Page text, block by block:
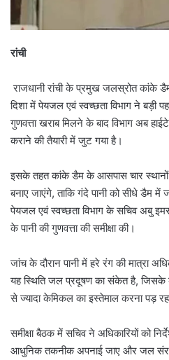
रांची
राजधानी रांची के प्रमुख जलस्रोत कांके
दिशा में पेयजल एवं स्वच्छता विभाग ने बड़ी
गुणवत्ता खराब मिलने के बाद विभाग अब
कराने की तैयारी में जुट गया है।
इसके तहत कांके डैम के आसपास चार स्थानों
बनाए जाएंगे, ताकि गंदे पानी को सीधे डैम
पेयजल एवं स्वच्छता विभाग के सचिव अबु
के पानी की गुणवत्ता की समीक्षा की।
जांच के दौरान पानी में हरे रंग की मात्रा
यह स्थिति जल प्रदूषण का संकेत है,
से ज्यादा केमिकल का इस्तेमाल करना पड़
समीक्षा बैठक में सचिव ने अधिकारियों को
आधुनिक तकनीक अपनाई जाए और जल